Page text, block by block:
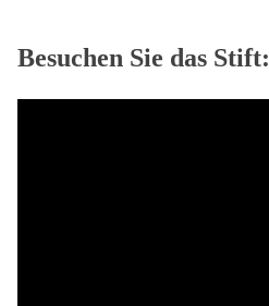
Besuchen Sie das Stift: